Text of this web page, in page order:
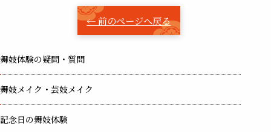
舞妓体験の疑問・質問
舞妓メイク・芸妓メイク
記念日の舞妓体験
← 前のページへ戻る